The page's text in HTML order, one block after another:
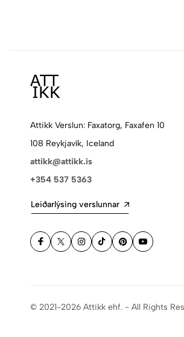
Attikk Verslun: Faxatorg, Faxafen 10
108 Reykjavík, Iceland
attikk@attikk.is
+354 537 5363
Leiðarlýsing verslunnar
© 2021-2026 Attikk ehf. - All Rights